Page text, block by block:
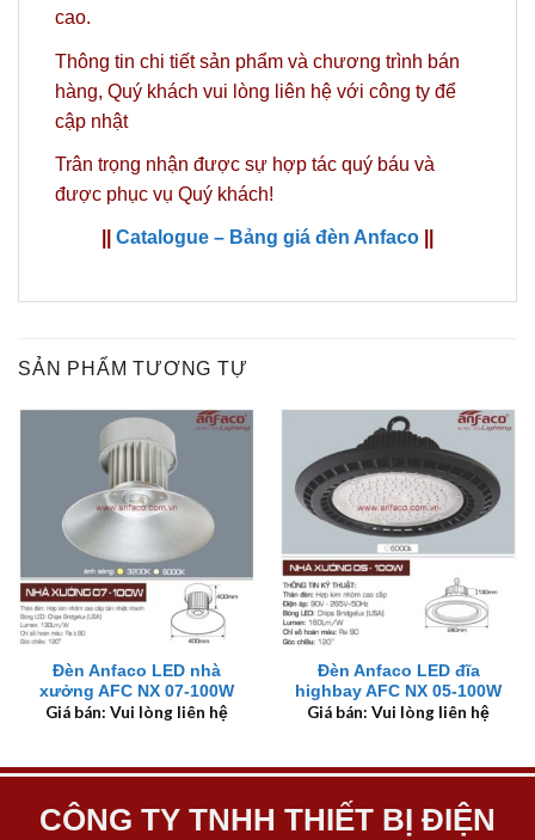
cao.
Thông tin chi tiết sản phẩm và chương trình bán
hàng, Quý khách vui lòng liên hệ với công ty để
cập nhật
Trân trọng nhận được sự hợp tác quý báu và
được phục vụ Quý khách!
Catalogue – Bảng giá đèn Anfaco
SẢN PHẨM TƯƠNG TỰ
Đèn Anfaco LED nhà
xưởng AFC NX 07-100W
Giá bán: Vui lòng liên hệ
Đèn Anfaco LED đĩa
highbay AFC NX 05-100W
Giá bán: Vui lòng liên hệ
CÔNG TY TNHH THIẾT BỊ ĐIỆN